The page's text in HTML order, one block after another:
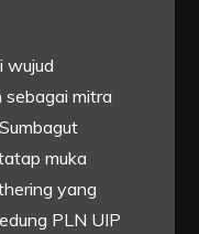
wujud
mitra
muka
yang
PLN UIP